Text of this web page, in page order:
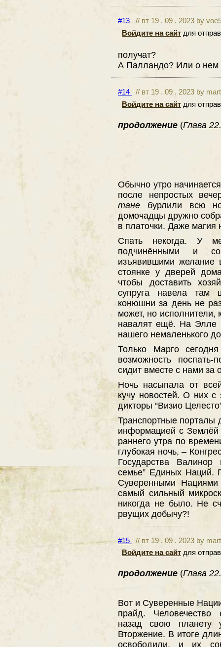
#13
// вт 19 . 09 . 2023 by
Войдите на сайт для
получат?
А Палландо? Или о нем
#14
// вт 19 . 09 . 2023 by
Войдите на сайт для
продолжение (Глава
Обычно утро
после непростых
тане бурлили всю
домочадцы дружно
в платочки. Даже магия
Спать некогда. У
подчинёнными и
изъявившими желание
стоянке у дверей
чтобы доставить
супруга навела там
конюшни за день не
может, но исполнители,
навалят ещё. На Элле
нашего немаленького
Только Марго
возможность поспать-
сидит вместе с нами за
Ночь насыпала от
кучу новостей. О них
дикторы “Визио
Транспортные порталы
информацией с Землёй
раннего утра по
глубокая ночь, –
Государства
семье” Единых Наций.
Суверенными
самый сильный
никогда не было. Не
рвущих добычу?!
#15
// вт 19 . 09 . 2023 by
Войдите на сайт для
продолжение (Глава
Вот и Суверенные
прайд. Человечество
назад свою
Вторжение. В итоге
освободили, и их